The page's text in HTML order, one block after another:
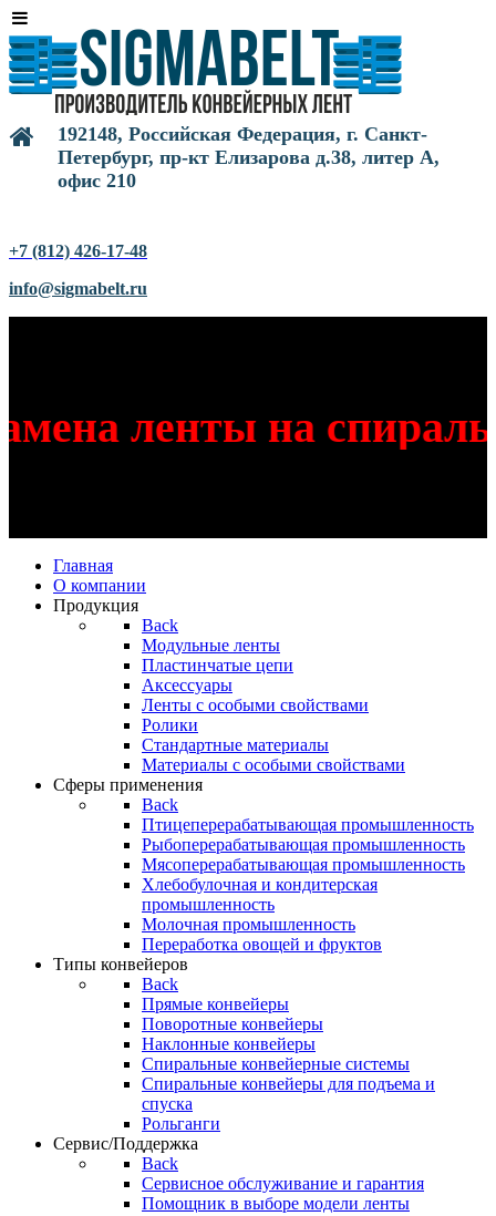
192148, Российская Федерация, г. Санкт-
Петербург, пр-кт Елизарова д.38, литер А,
офис 210
+7 (812) 426-17-48
info@sigmabelt.ru
ленты на
Главная
О компании
Продукция
Back
Модульные ленты
Пластинчатые цепи
Аксессуары
Ленты с особыми свойствами
Ролики
Стандартные материалы
Материалы с особыми свойствами
Сферы применения
Back
Птицеперерабатывающая промышленность
Рыбоперерабатывающая промышленность
Мясоперерабатывающая промышленность
Хлебобулочная и кондитерская
промышленность
Молочная промышленность
Переработка овощей и фруктов
Типы конвейеров
Back
Прямые конвейеры
Поворотные конвейеры
Наклонные конвейеры
Спиральные конвейерные системы
Спиральные конвейеры для подъема и
спуска
Рольганги
Сервис/Поддержка
Back
Сервисное обслуживание и гарантия
Помощник в выборе модели ленты